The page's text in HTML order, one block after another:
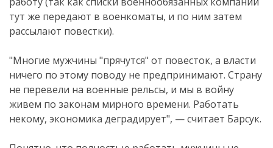
тут же передают в военкоматы, и по ним затем
рассылают повестки).
"Многие мужчины "прячутся" от повесток, а власти
ничего по этому поводу не предпринимают. Страну
не перевели на военные рельсы, и мы в войну
живем по законам мирного времени. Работать
некому, экономика деградирует", — считает Барсук.